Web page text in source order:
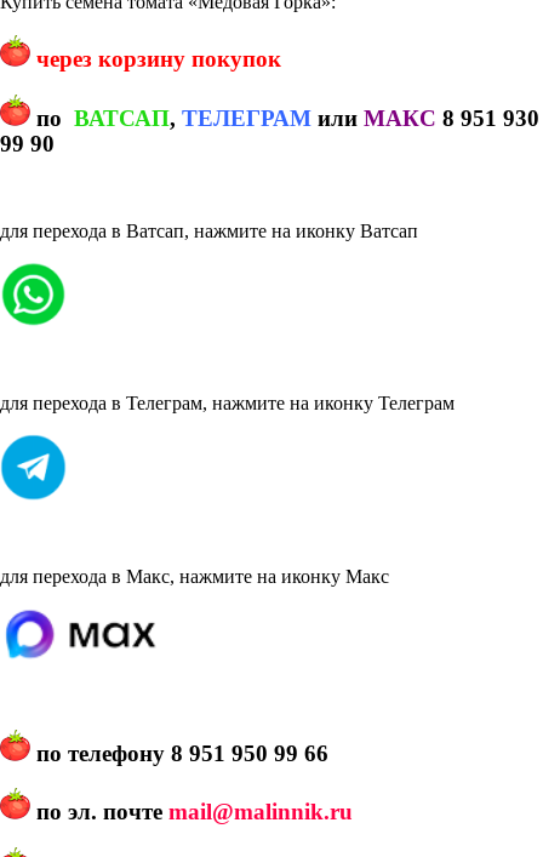
через корзину покупок
по ВАТСАП, ТЕЛЕГРАМ или МАКС 8 951 930
99 90
для перехода в Ватсап, нажмите на иконку Ватсап
для перехода в Телеграм, нажмите на иконку Телеграм
для перехода в Макс, нажмите на иконку Макс
по телефону 8 951 950 99 66
по эл. почте mail@malinnik.ru